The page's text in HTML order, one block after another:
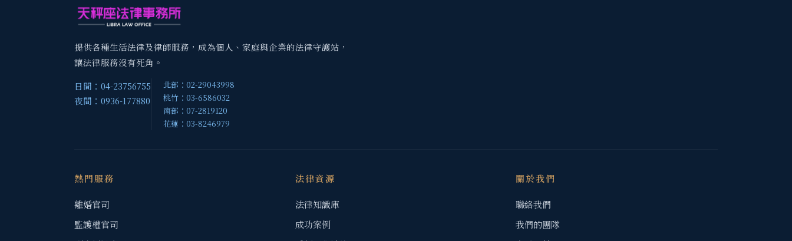
提供各種生活法律及律師服務，成為個人、家庭與企業的法律守護站，
讓法律服務沒有死角。
日間：04-23756755
夜間：0936-177880
北部：02-29043998
桃竹：03-6586032
南部：07-2819120
花蓮：03-8246979
熱門服務
離婚官司
監護權官司
法律資源
法律知識庫
成功案例
關於我們
聯絡我們
我們的團隊